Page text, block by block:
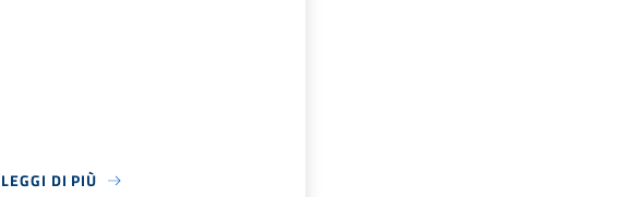
LEGGI DI PIÙ